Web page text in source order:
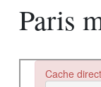
Paris